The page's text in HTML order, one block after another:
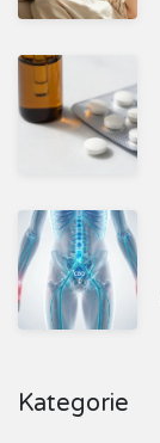
Kategorie